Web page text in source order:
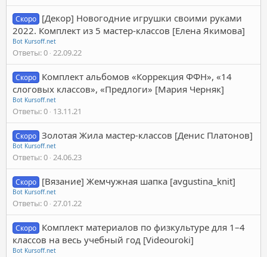
Скоро [Декор] Новогодние игрушки своими руками
2022. Комплект из 5 мастер-классов [Елена Якимова]
Bot Kursoff.net
Ответы 0 22.09.22
Скоро Комплект альбомов «Коррекция ФФН», «14
слоговых классов», «Предлоги» [Мария Черняк]
Bot Kursoff.net
Ответы 0 13.11.21
Скоро Золотая Жила мастер-классов [Денис Платонов]
Bot Kursoff.net
Ответы 0 24.06.23
Скоро [Вязание] Жемчужная шапка [avgustina_knit]
Bot Kursoff.net
Ответы 0 27.01.22
Скоро Комплект материалов по физкультуре для 1–4
классов на весь учебный год [Videouroki]
Bot Kursoff.net